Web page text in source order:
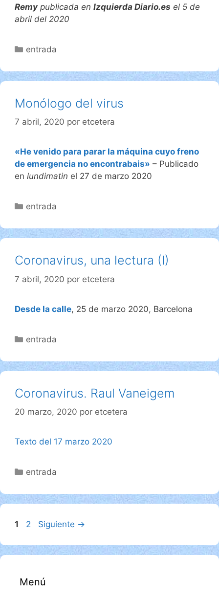
Remy publicada en Izquierda Diario.es el 5 de
abril del 2020
Categorías
entrada
Monólogo del virus
7 abril, 2020 por etcetera
«He venido para parar la máquina cuyo freno
de emergencia no encontrabais» – Publicado
en lundimatin el 27 de marzo 2020
Categorías
entrada
Coronavirus, una lectura (I)
7 abril, 2020 por etcetera
Desde la calle, 25 de marzo 2020, Barcelona
Categorías
entrada
Coronavirus. Raul Vaneigem
20 marzo, 2020 por etcetera
Texto del 17 marzo 2020
Categorías
entrada
Página
1 Página
2 Siguiente →
Menú